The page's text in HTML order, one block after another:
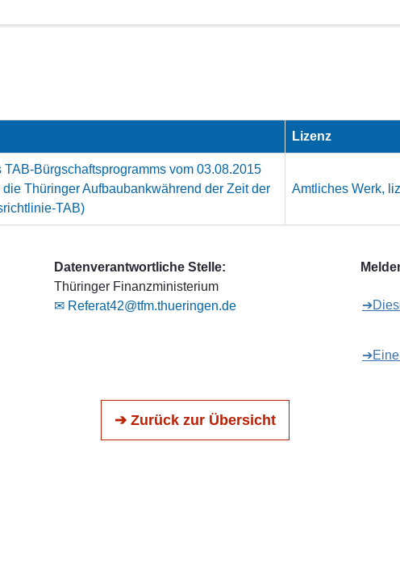
Lizenz
Bürgschaftsprogramms vom 03.08.2015
Thüringer Aufbaubankwährend der Zeit der
TAB)
Amtliches Werk,
Datenverantwortliche Stelle:
Thüringer Finanzministerium
✉ Referat42@tfm.thueringen.de
➔ Zurück zur Übersicht